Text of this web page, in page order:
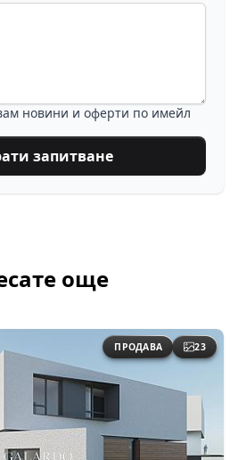
новини и оферти по имейл
запитване
още
ПРОДАВА 23